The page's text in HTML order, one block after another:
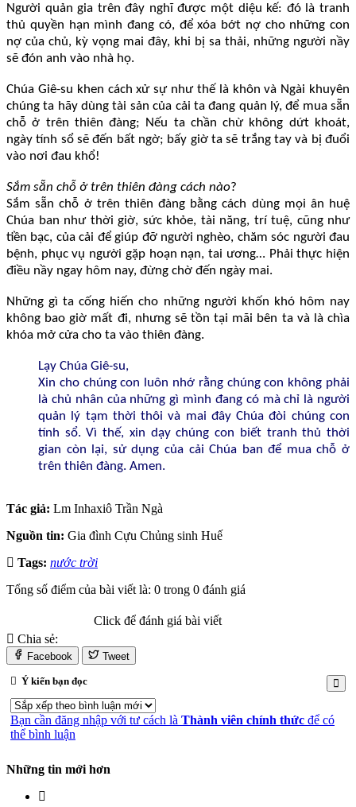
Người quản gia trên đây nghĩ được một diệu kế: đó là tranh
thủ quyền hạn mình đang có, để xóa bớt nợ cho những con
nợ của chủ, kỳ vọng mai đây, khi bị sa thải, những người nầy
sẽ đón anh vào nhà họ.
Chúa Giê-su khen cách xử sự như thế là khôn và Ngài khuyên
chúng ta hãy dùng tài sản của cải ta đang quản lý, để mua sẵn
chỗ ở trên thiên đàng; Nếu ta chần chừ không dứt khoát,
ngày tính sổ sẽ đến bất ngờ; bấy giờ ta sẽ trắng tay và bị đuổi
vào nơi đau khổ!
Sắm sẵn chỗ ở trên thiên đàng cách nào?
Sắm sẵn chỗ ở trên thiên đàng bằng cách dùng mọi ân huệ
Chúa ban như thời giờ, sức khỏe, tài năng, trí tuệ, cũng như
tiền bạc, của cải để giúp đỡ người nghèo, chăm sóc người đau
bệnh, phục vụ người gặp hoạn nạn, tai ương… Phải thực hiện
điều nầy ngay hôm nay, đừng chờ đến ngày mai.
Những gì ta cống hiến cho những người khốn khó hôm nay
không bao giờ mất đi, nhưng sẽ tồn tại mãi bên ta và là chìa
khóa mở cửa cho ta vào thiên đàng.
Lạy Chúa Giê-su,
Xin cho chúng con luôn nhớ rằng chúng con không phải
là chủ nhân của những gì mình đang có mà chỉ là người
quản lý tạm thời thôi và mai đây Chúa đòi chúng con
tính sổ. Vì thế, xin dạy chúng con biết tranh thủ thời
gian còn lại, sử dụng của cải Chúa ban để mua chỗ ở
trên thiên đàng. Amen.
Tác giả: Lm Inhaxiô Trần Ngà
Nguồn tin: Gia đình Cựu Chủng sinh Huế
Tags: nước trời
Tổng số điểm của bài viết là: 0 trong 0 đánh giá
Click để đánh giá bài viết
Chia sẻ:
Facebook Tweet
Ý kiến bạn đọc
Bạn cần đăng nhập với tư cách là Thành viên chính thức để có
thể bình luận
Những tin mới hơn